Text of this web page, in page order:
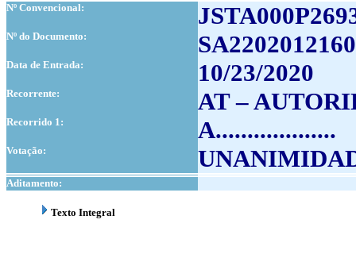
Nº Convencional:
Nº do Documento:
Data de Entrada: 10/23/2020
Recorrente: AT –
Recorrido 1: A...................
Votação:
Aditamento:
Texto Integral